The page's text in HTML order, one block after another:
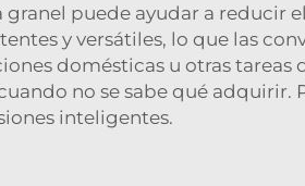
puede ayudar a reducir
y versátiles, lo que las
domésticas u otras tareas
no se sabe qué adquirir.
inteligentes.